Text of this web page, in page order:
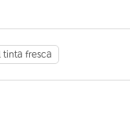
tinta fresca